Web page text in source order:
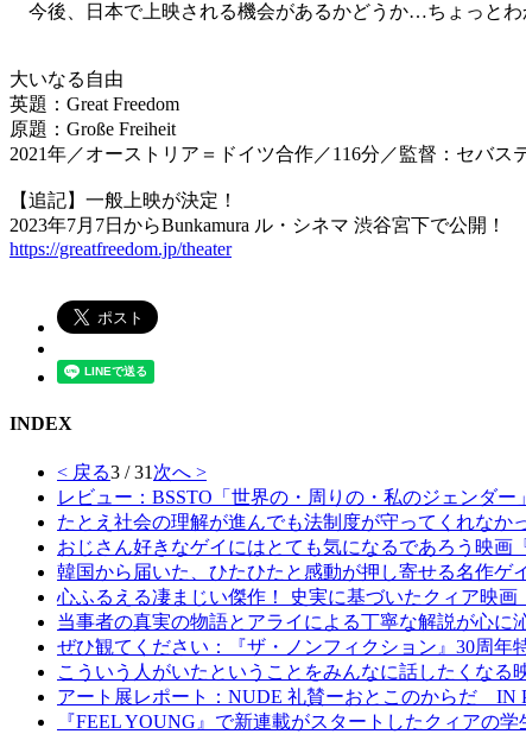
今後、日本で上映される機会があるかどうか…ちょっとわ
大いなる自由
英題：Great Freedom
原題：Große Freiheit
2021年／オーストリア＝ドイツ合作／116分／監督：セバス
【追記】一般上映が決定！
2023年7月7日からBunkamura ル・シネマ 渋谷宮下で公開！
https://greatfreedom.jp/theater
INDEX
< 戻る3 / 31 次へ >
レビュー：BSSTO「世界の・周りの・私のジェンダ
たとえ社会の理解が進んでも法制度が守ってくれなか
おじさん好きなゲイにはとても気になるであろう映画
韓国から届いた、ひたひたと感動が押し寄せる名作ゲ
心ふるえる凄まじい傑作！ 史実に基づいたクィア映画
当事者の真実の物語とアライによる丁寧な解説が心に
ぜひ観てください：『ザ・ノンフィクション』30周年
こういう人がいたということをみんなに話したくな
アート展レポート：NUDE 礼賛ーおとこのからだ IN
『FEEL YOUNG』で新連載がスタートしたクィアの